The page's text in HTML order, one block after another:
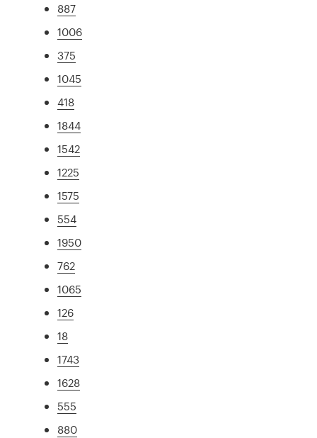
887
1006
375
1045
418
1844
1542
1225
1575
554
1950
762
1065
126
18
1743
1628
555
880